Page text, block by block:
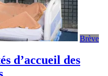
Brève
d’accueil des